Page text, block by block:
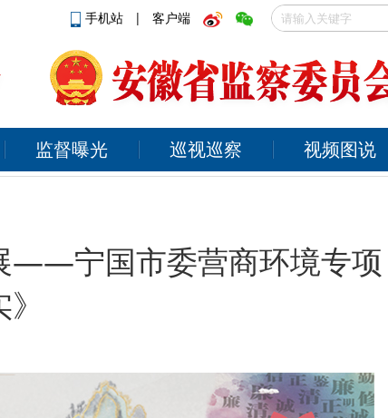
手机站 | 客户端
监督曝光 巡视巡察 视频图说
——宁国市委营商环境专项